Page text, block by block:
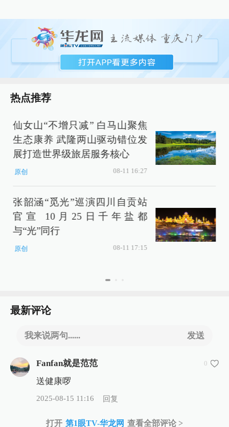
热点推荐
仙女山“不增只减” 白马山聚焦
生态康养 武隆两山驱动错位发
展打造世界级旅居服务核心
原创 08-11 16:27
张韶涵“觅光”巡演四川自贡站
官宣 10月25日千年盐都
与“光”同行​
原创 08-11 17:15
最新评论
我来说两句...... 发送
Fanfan就是范范 0
送健康啰
2025-08-15 11:16 回复
打开 第1眼TV-华龙网 查看全部评论 >